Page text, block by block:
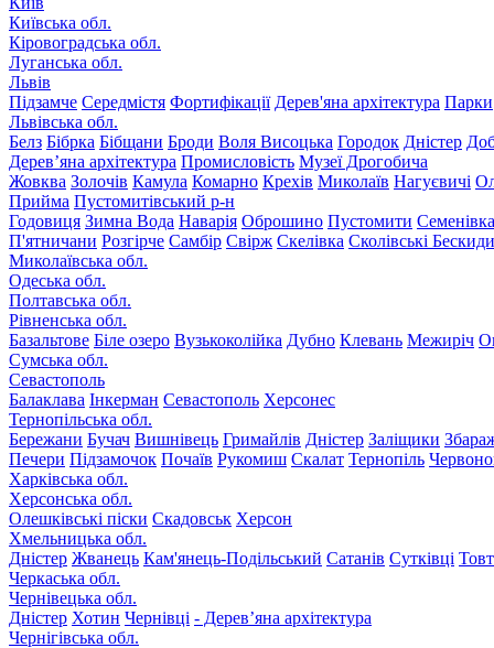
Київська обл.
Кіровоградська обл.
Луганська обл.
Львів
Підзамче Середмістя Фортифікації Дерев'яна архітектура Парки
Львівська обл.
Белз Бібрка Бібщани Броди Воля Висоцька Городок Дністер
Дерев’яна архітектура Промисловість Музеї Дрогобича
Жовква Золочів Камула Комарно Крехів Миколаїв Нагуєвичі
Прийма Пустомитівський р-н
Годовиця Зимна Вода Наварія Оброшино Пустомити Семенівка
П'ятничани Розгірче Самбір Свірж Скелівка Сколівські Бескиди
Миколаївська обл.
Одеська обл.
Полтавська обл.
Рівненська обл.
Базальтове Біле озеро Вузькоколійка Дубно Клевань Межиріч
Сумська обл.
Севастополь
Балаклава Інкерман Севастополь Херсонес
Тернопільська обл.
Бережани Бучач Вишнівець Гримайлів Дністер Заліщики
Печери Підзамочок Почаїв Рукомиш Скалат Тернопіль
Харківська обл.
Херсонська обл.
Олешківські піски Скадовськ Херсон
Хмельницька обл.
Дністер Жванець Кам'янець-Подільський Сатанів Сутківці
Черкаська обл.
Чернівецька обл.
Дністер Хотин Чернівці - Дерев’яна архітектура
Чернігівська обл.